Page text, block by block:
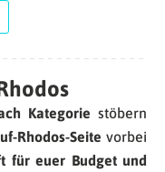
Kategorie stöbern
Rhodos-Seite vorbei
für euer Budget und